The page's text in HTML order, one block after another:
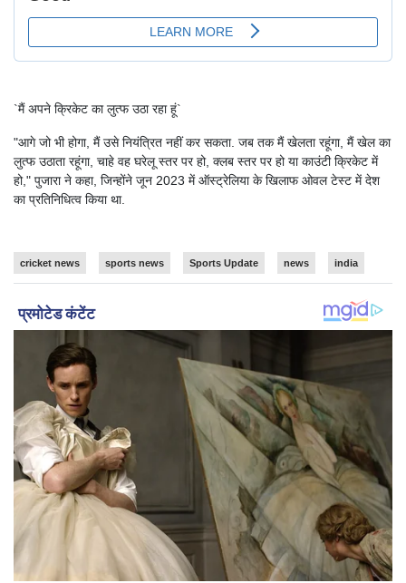
`मैं अपने क्रिकेट का लुत्फ उठा रहा हूं`
"आगे जो भी होगा, मैं उसे नियंत्रित नहीं कर सकता. जब तक मैं खेलता रहूंगा, मैं खेल का
लुत्फ उठाता रहूंगा, चाहे वह घरेलू स्तर पर हो, क्लब स्तर पर हो या काउंटी क्रिकेट में
हो," पुजारा ने कहा, जिन्होंने जून 2023 में ऑस्ट्रेलिया के खिलाफ ओवल टेस्ट में देश
का प्रतिनिधित्व किया था.
cricket news sports news Sports Update news india